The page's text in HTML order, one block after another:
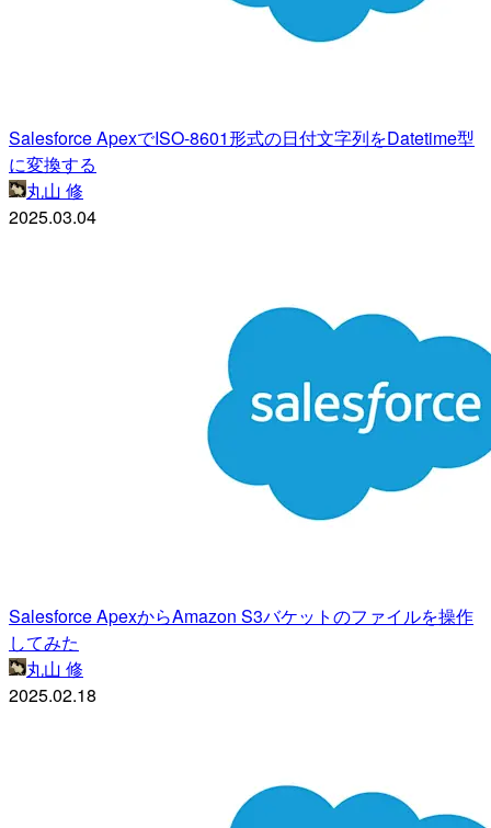
Salesforce ApexでISO-8601形式の日付文字列をDatetime型
に変換する
丸山 修
2025.03.04
Salesforce ApexからAmazon S3バケットのファイルを操作
してみた
丸山 修
2025.02.18